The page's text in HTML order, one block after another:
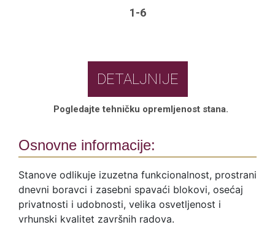
1-6
DETALJNIJE
Pogledajte tehničku opremljenost stana.
Osnovne informacije:
Stanove odlikuje izuzetna funkcionalnost, prostrani
dnevni boravci i zasebni spavaći blokovi, osećaj
privatnosti i udobnosti, velika osvetljenost i
vrhunski kvalitet završnih radova.